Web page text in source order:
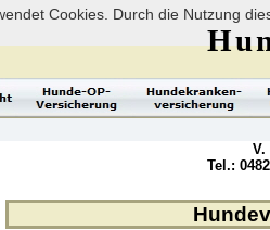
Cookies. Durch die Nutzung
V.
Tel.: